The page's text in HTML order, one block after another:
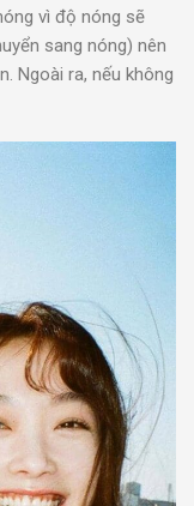
vì độ nóng sẽ
sang nóng) nên
Ngoài ra, nếu không